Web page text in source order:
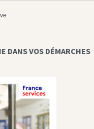
DANS VOS DÉMARCHES